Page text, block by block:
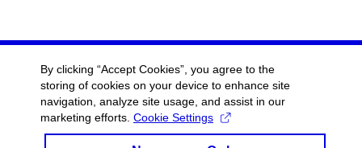
By clicking “Accept Cookies”, you agree to the
storing of cookies on your device to enhance site
navigation, analyze site usage, and assist in our
marketing efforts. Cookie Settings